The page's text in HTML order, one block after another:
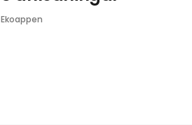
Ekoappen